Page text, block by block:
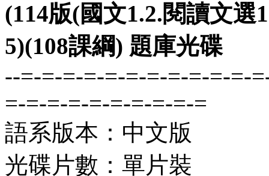
(114版(國文1.2.閱讀文選
5)(108課綱) 題庫光碟
--=-=-=-=-=-=-=-=-=-=-=-
=-=-=-=-=-=-=-=-=-=
語系版本：中文版
光碟片數：單片裝